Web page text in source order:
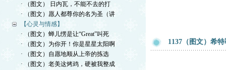
· （图文） 日内瓦，不能不去的打
· （图文）愿人都尊你的名为圣（讲
【心灵与情感】
· （图文）蝉儿愣是让“Great”叫死
· （图文）为你开！你是星星太阳啊
· （图文）自愿地顺从上帝的拣选
· （图文）老美这烤鸡，硬被我整成
1137（图文）希